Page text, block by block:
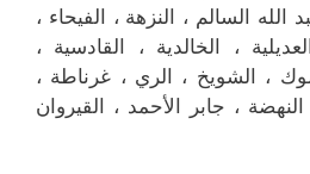
الله السالم ، النزهة ، الفيحاء ،
، الخالدية ، القادسية ،
، الشويخ ، الري ، غرناطة ،
، جابر الأحمد ، القيروان